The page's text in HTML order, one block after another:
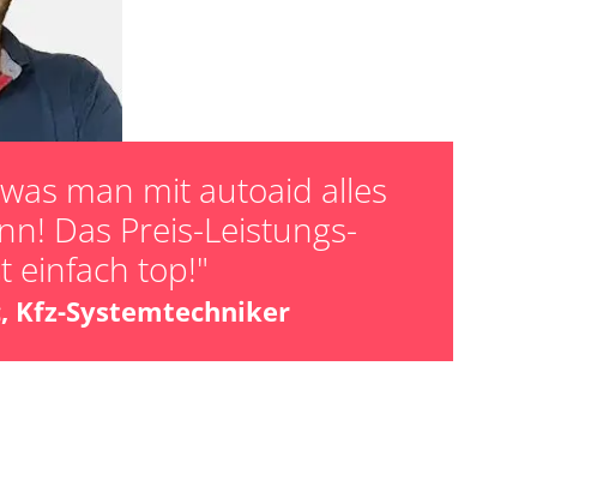
man mit autoaid alles
Das Preis-Leistungs-
einfach top!"
Kfz-Systemtechniker